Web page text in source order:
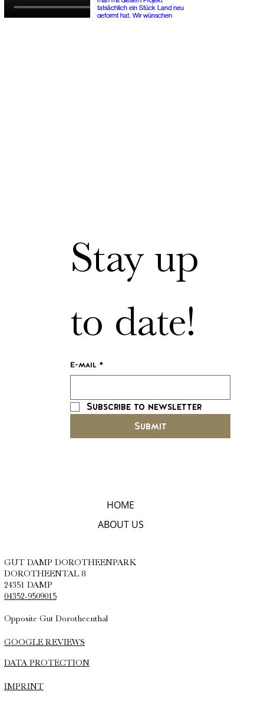
HOME
ABOUT US
GUT DAMP DOROTHEENPARK
DOROTHEENTAL 8
24351 DAMP
04352-9509015
Opposite Gut Dorotheenthal
GOOGLE REVIEWS
DATA PROTECTION
IMPRINT
Stay up
to date!
E-mail *
Subscribe to newsletter
Submit